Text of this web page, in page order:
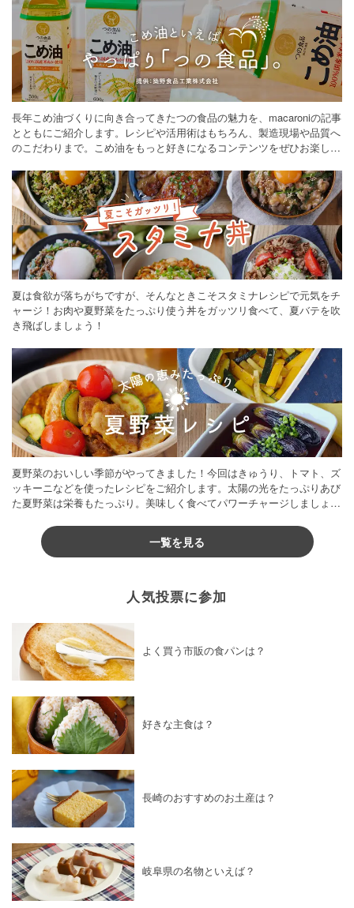
長年こめ油づくりに向き合ってきたつの食品の魅力を、macaroniの記事
とともにご紹介します。レシピや活用術はもちろん、製造現場や品質へ
のこだわりまで。こめ油をもっと好きになるコンテンツをぜひお楽しみ
夏は食欲が落ちがちですが、そんなときこそスタミナレシピで元気をチ
ャージ！お肉や夏野菜をたっぷり使う丼をガッツリ食べて、夏バテを吹
き飛ばしましょう！
夏野菜のおいしい季節がやってきました！今回はきゅうり、トマト、ズ
ッキーニなどを使ったレシピをご紹介します。太陽の光をたっぷりあび
た夏野菜は栄養もたっぷり。美味しく食べてパワーチャージしましょう
一覧を見る
人気投票に参加
よく買う市販の食パンは？
好きな主食は？
長崎のおすすめのお土産は？
岐阜県の名物といえば？